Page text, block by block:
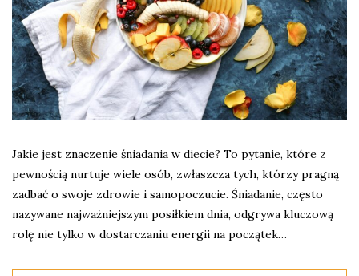
Jakie jest znaczenie śniadania w diecie? To pytanie, które z
pewnością nurtuje wiele osób, zwłaszcza tych, którzy pragną
zadbać o swoje zdrowie i samopoczucie. Śniadanie, często
nazywane najważniejszym posiłkiem dnia, odgrywa kluczową
rolę nie tylko w dostarczaniu energii na początek…